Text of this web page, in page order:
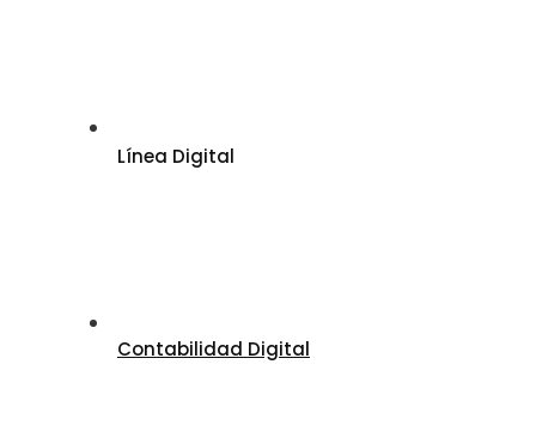
Línea Digital
Contabilidad Digital